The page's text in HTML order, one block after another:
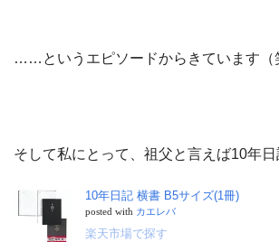
……というエピソードからきています（
そして私にとって、祖父と言えば10年日
10年日記 横書 B5サイズ(1冊)
posted with カエレバ
楽天市場で探す